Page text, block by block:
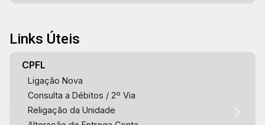
Links Úteis
CPFL
Ligação Nova
Consulta a Débitos / 2º Via
Religação da Unidade